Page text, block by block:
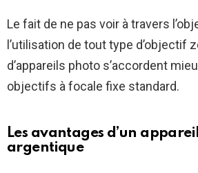
Le fait de ne pas voir à travers
l’utilisation de tout type d’objectif
d’appareils photo s’accordent
objectifs à focale fixe standard.
Les avantages d’un
argentique